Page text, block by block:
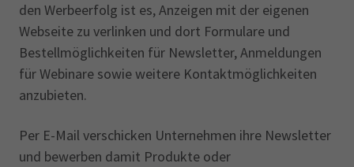
den Werbeerfolg ist es, Anzeigen mit der eigenen
Webseite zu verlinken und dort Formulare und
Bestellmöglichkeiten für Newsletter, Anmeldungen
für Webinare sowie weitere Kontaktmöglichkeiten
anzubieten.
Per E-Mail verschicken Unternehmen ihre Newsletter
und bewerben damit Produkte oder